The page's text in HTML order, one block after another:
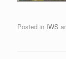
Posted in IWS